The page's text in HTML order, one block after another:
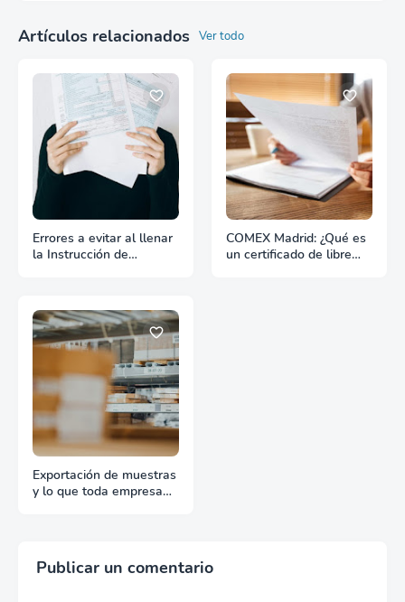
Artículos relacionados Ver todo
Errores a evitar al llenar
la Instrucción de
COMEX Madrid: ¿Qué es
un certificado de libre
Exportación de muestras
y lo que toda empresa
Publicar un comentario